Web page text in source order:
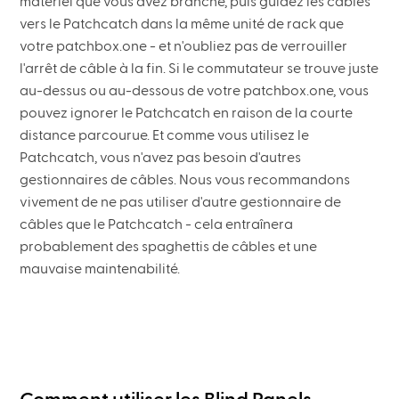
vers le Patchcatch dans la même unité de rack que
votre patchbox.one - et n'oubliez pas de verrouiller
l'arrêt de câble à la fin. Si le commutateur se trouve juste
au-dessus ou au-dessous de votre patchbox.one, vous
pouvez ignorer le Patchcatch en raison de la courte
distance parcourue. Et comme vous utilisez le
Patchcatch, vous n'avez pas besoin d'autres
gestionnaires de câbles. Nous vous recommandons
vivement de ne pas utiliser d'autre gestionnaire de
câbles que le Patchcatch - cela entraînera
probablement des spaghettis de câbles et une
mauvaise maintenabilité.